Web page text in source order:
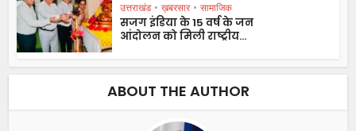
उत्तराखंड • ख़बरसार • सामाजिक
सजग इंडिया के 15 वर्ष के जन
आंदोलन को मिली राष्ट्रीय...
ABOUT THE AUTHOR